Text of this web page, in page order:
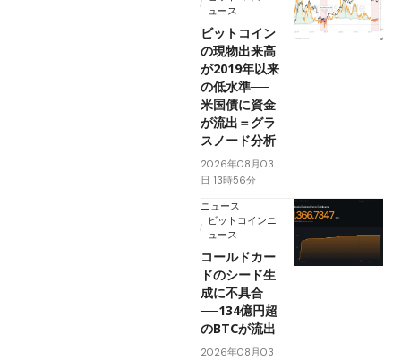
ュース
ビットコイン
の現物出来高
が2019年以来
の低水準──
米国債に資金
が流出＝グラ
スノード分析
2026年08月03
日 13時56分
ニュース
ビットコインニ
ュース
コールドカー
ドのシード生
成に不具合
──134億円超
のBTCが流出
2026年08月03